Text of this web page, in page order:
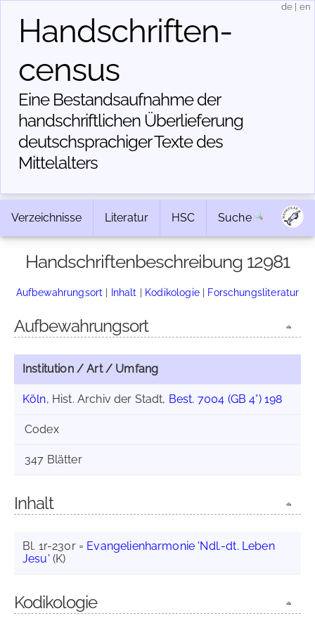
Handschriften­
census
Eine Bestandsaufnahme der
handschriftlichen Über­lieferung
deutschsprachiger Texte des
Mittelalters
de en
Verzeichnisse Literatur HSC Suche
Handschriftenbeschreibung 12981
Aufbewahrungsort | Inhalt | Kodikologie| Forschungsliteratur
Aufbewahrungsort
Institution / Art / Umfang
Köln, Hist. Archiv der Stadt, Best. 7004 (GB 4°) 198
Codex
347 Blätter
Inhalt
Bl. 1r-230r = Evangelienharmonie 'Ndl.-dt. Leben
Jesu' (K)
Kodikologie